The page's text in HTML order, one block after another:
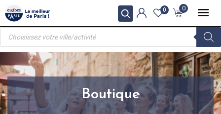
Skip
to
content
0
0
Recherche
produits
Boutique